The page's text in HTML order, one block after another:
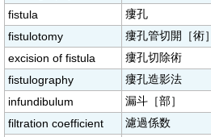
fistula
瘻孔
fistulotomy
瘻孔管切開［術］
excision of fistula
瘻孔切除術
fistulography
瘻孔造影法
infundibulum
漏斗［部］
filtration coefficient
濾過係数